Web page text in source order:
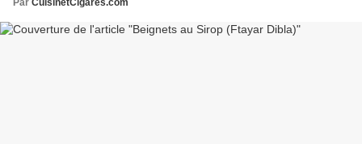
Par CuisinetCigares.com